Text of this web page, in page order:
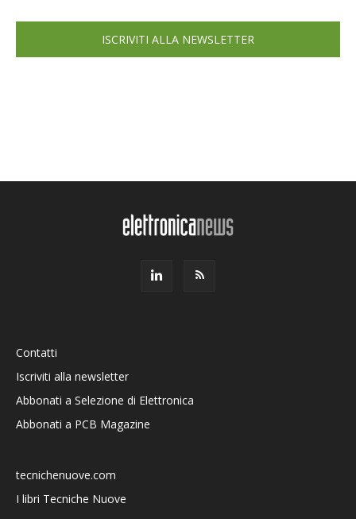
ISCRIVITI ALLA NEWSLETTER
Contatti
Iscriviti alla newsletter
Abbonati a Selezione di Elettronica
Abbonati a PCB Magazine
tecnichenuove.com
I libri Tecniche Nuove